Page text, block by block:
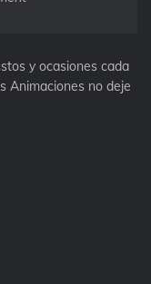
y ocasiones cada
Animaciones no deje